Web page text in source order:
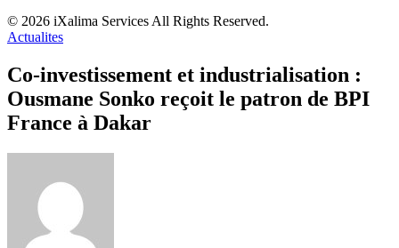
© 2026 iXalima Services All Rights Reserved.
Actualites
Co-investissement et industrialisation :
Ousmane Sonko reçoit le patron de BPI
France à Dakar